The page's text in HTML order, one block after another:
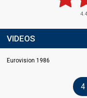
4.4
VIDEOS
Eurovision 1986
4